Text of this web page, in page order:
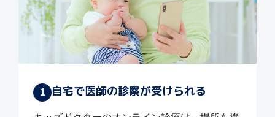
1 自宅で医師の診察が受けられる